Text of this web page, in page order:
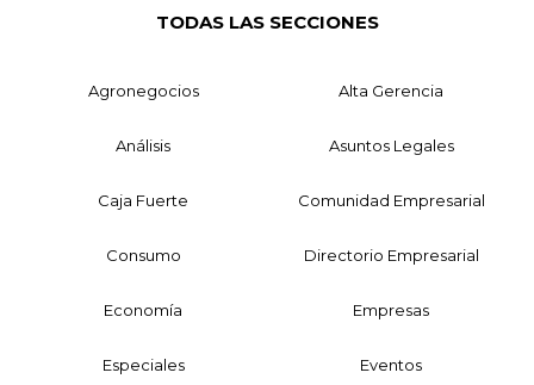
TODAS LAS SECCIONES
Agronegocios Alta Gerencia
Análisis Asuntos Legales
Caja Fuerte Comunidad Empresarial
Consumo Directorio Empresarial
Economía Empresas
Especiales Eventos